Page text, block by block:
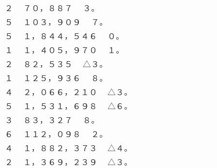
２ ７０，８８７ ３。
５ １０３，９０９ ７。
５ １，８４４，５４６ ０。
１ １，４０５，９７０ １。
２ ８２，５３５ △３。
１ １２５，９３６ ８。
４ ２，０６６，２１０ △３。
５ １，５３１，６９８ △６。
３ ８３，３２７ ８。
６ １１２，０９８ ２。
４ １，８８２，３７３ △４。
２ １，３６９，２３９ △３。